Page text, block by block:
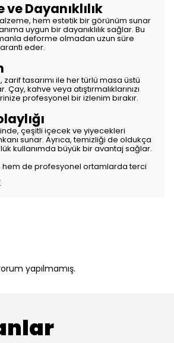
Dayanıklılık
hem estetik bir görünüm sunar
uygun bir dayanıklılık sağlar. Bu
deforme olmadan uzun süre
eder.
tasarımı ile her türlü masa üstü
kahve veya atıştırmalıklarınızı
profesyonel bir izlenim bırakır.
çeşitli içecek ve yiyecekleri
sunar. Ayrıca, temizliği de oldukça
kullanımda büyük bir avantaj sağlar.
hem de profesyonel ortamlarda terci
yapılmamış.